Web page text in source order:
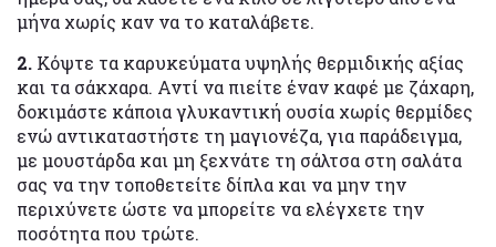
μήνα χωρίς καν να το καταλάβετε.
2. Κόψτε τα καρυκεύματα υψηλής θερμιδικής αξίας
και τα σάκχαρα. Αντί να πιείτε έναν καφέ με ζάχαρη,
δοκιμάστε κάποια γλυκαντική ουσία χωρίς θερμίδες
ενώ αντικαταστήστε τη μαγιονέζα, για παράδειγμα,
με μουστάρδα και μη ξεχνάτε τη σάλτσα στη σαλάτα
σας να την τοποθετείτε δίπλα και να μην την
περιχύνετε ώστε να μπορείτε να ελέγχετε την
ποσότητα που τρώτε.